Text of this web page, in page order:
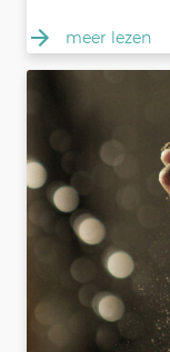
meer lezen